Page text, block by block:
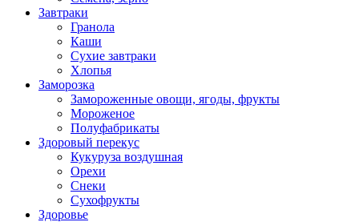
Завтраки
Гранола
Каши
Сухие завтраки
Хлопья
Заморозка
Замороженные овощи, ягоды, фрукты
Мороженое
Полуфабрикаты
Здоровый перекус
Кукуруза воздушная
Орехи
Снеки
Сухофрукты
Здоровье